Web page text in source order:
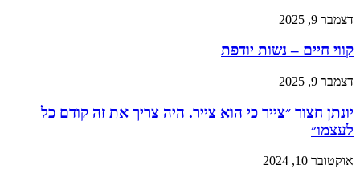
דצמבר 9, 2025
קווי חיים – נשות יודפת
דצמבר 9, 2025
יונתן חצור ״צייר כי הוא צייר. היה צריך את זה קודם כל
לעצמו״
אוקטובר 10, 2024